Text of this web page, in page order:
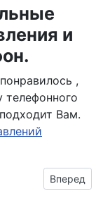
и
,
телефонного
Вам.
рисунком змеи
Вперед